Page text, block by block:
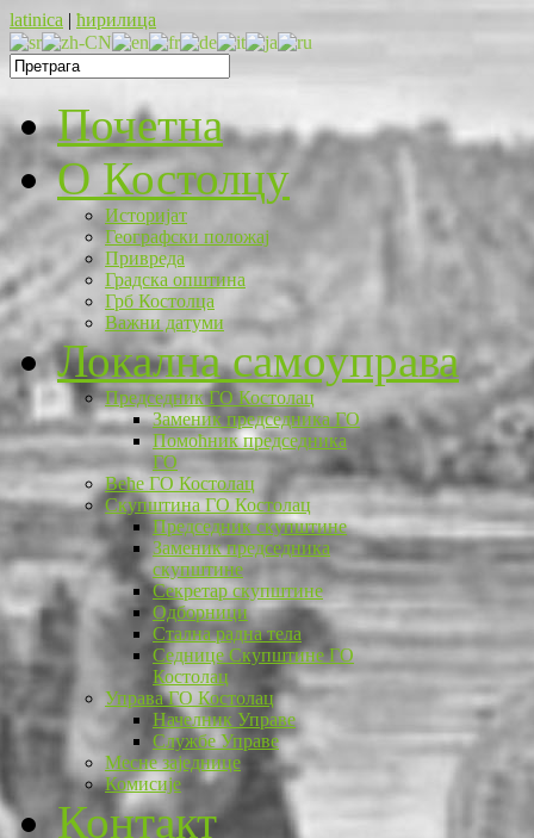
latinica | ћирилица
Почетна
O Костолцу
Историјат
Географски положај
Привреда
Градска општина
Грб Костолца
Важни датуми
Локална самоуправа
Председник ГО Костолац
Заменик председника ГО
Помоћник председника
ГО
Веће ГО Костолац
Скупштина ГО Костолац
Председник скупштине
Заменик председника
скупштине
Секретар скупштине
Одборници
Стална радна тела
Седнице Скупштине ГО
Костолац
Управа ГО Костолац
Начелник Управе
Службе Управе
Месне заједнице
Комисије
Контакт